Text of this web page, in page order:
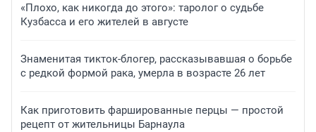
«Плохо, как никогда до этого»: таролог о судьбе
Кузбасса и его жителей в августе
Знаменитая тикток-блогер, рассказывавшая о борьбе
с редкой формой рака, умерла в возрасте 26 лет
Как приготовить фаршированные перцы — простой
рецепт от жительницы Барнаула